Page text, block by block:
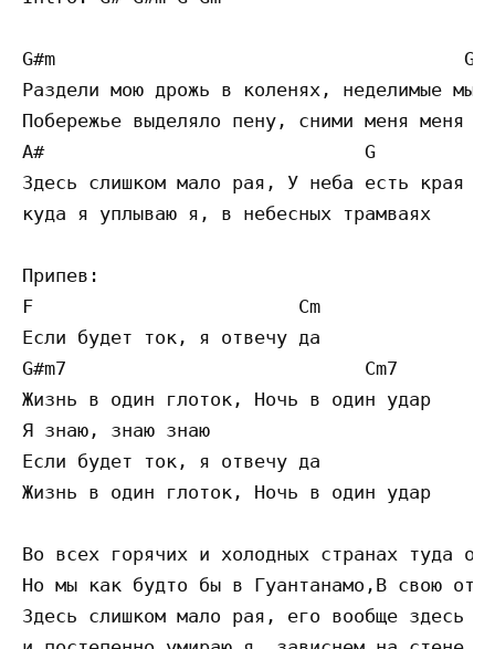
G#m                                     Gm
Раздели мою дрожь в коленях, неделимые мы
Побережье выделяло пену, сними меня меня
A#                             G
Здесь слишком мало рая, У неба есть края
куда я уплываю я, в небесных трамваях
Припев:
F                        Cm
Если будет ток, я отвечу да
G#m7
Жизнь в один глоток, Ночь в один удар
Я знаю, знаю знаю
Если будет ток, я отвечу да
Жизнь в один глоток, Ночь в один удар
Во всех горячих и холодных странах туда
Но мы как будто бы в Гуантанамо,В свою
Здесь слишком мало рая, его вообще здесь